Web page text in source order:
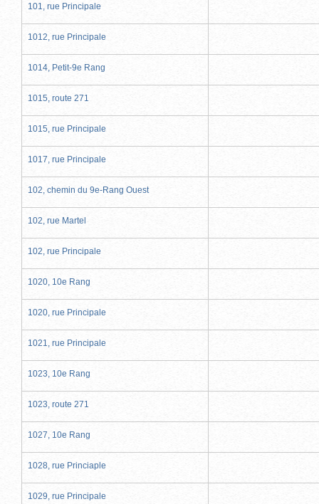
101, rue Principale
1012, rue Principale
1014, Petit-9e Rang
1015, route 271
1015, rue Principale
1017, rue Principale
102, chemin du 9e-Rang Ouest
102, rue Martel
102, rue Principale
1020, 10e Rang
1020, rue Principale
1021, rue Principale
1023, 10e Rang
1023, route 271
1027, 10e Rang
1028, rue Princiaple
1029, rue Principale